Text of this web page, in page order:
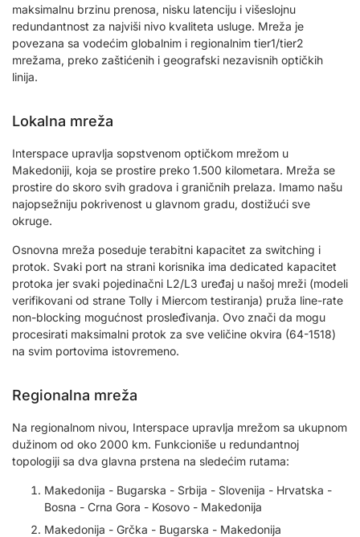
maksimalnu brzinu prenosa, nisku latenciju i višeslojnu
redundantnost za najviši nivo kvaliteta usluge. Mreža je
povezana sa vodećim globalnim i regionalnim tier1/tier2
mrežama, preko zaštićenih i geografski nezavisnih optičkih
linija.
Lokalna mreža
Interspace upravlja sopstvenom optičkom mrežom u
Makedoniji, koja se prostire preko 1.500 kilometara. Mreža se
prostire do skoro svih gradova i graničnih prelaza. Imamo našu
najopsežniju pokrivenost u glavnom gradu, dostižući sve
okruge.
Osnovna mreža poseduje terabitni kapacitet za switching i
protok. Svaki port na strani korisnika ima dedicated kapacitet
protoka jer svaki pojedinačni L2/L3 uređaj u našoj mreži (modeli
verifikovani od strane Tolly i Miercom testiranja) pruža line-rate
non-blocking mogućnost prosleđivanja. Ovo znači da mogu
procesirati maksimalni protok za sve veličine okvira (64-1518)
na svim portovima istovremeno.
Regionalna mreža
Na regionalnom nivou, Interspace upravlja mrežom sa ukupnom
dužinom od oko 2000 km. Funkcioniše u redundantnoj
topologiji sa dva glavna prstena na sledećim rutama:
Makedonija - Bugarska - Srbija - Slovenija - Hrvatska -
Bosna - Crna Gora - Kosovo - Makedonija
Makedonija - Grčka - Bugarska - Makedonija